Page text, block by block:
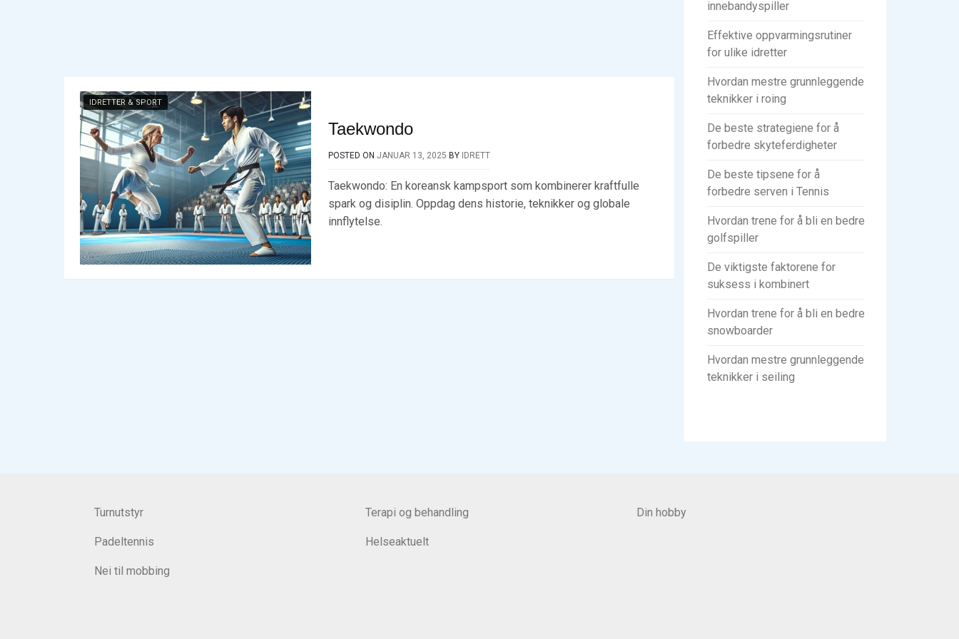
IDRETTER & SPORT
Taekwondo
POSTED ON JANUAR 13, 2025 BY IDRETT
Taekwondo: En koreansk kampsport som kombinerer kraftfulle
spark og disiplin. Oppdag dens historie, teknikker og globale
innflytelse.
innebandyspiller
Effektive oppvarmingsrutiner
for ulike idretter
Hvordan mestre grunnleggende
teknikker i roing
De beste strategiene for å
forbedre skyteferdigheter
De beste tipsene for å
forbedre serven i Tennis
Hvordan trene for å bli en bedre
golfspiller
De viktigste faktorene for
suksess i kombinert
Hvordan trene for å bli en bedre
snowboarder
Hvordan mestre grunnleggende
teknikker i seiling
Turnutstyr
Padeltennis
Nei til mobbing
Terapi og behandling
Helseaktuelt
Din hobby